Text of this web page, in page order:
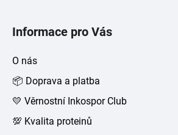
Informace pro Vás
O nás
📦 Doprava a platba
💛 Věrnostní Inkospor Club
💯 Kvalita proteinů